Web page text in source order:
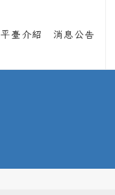
平臺介紹 消息公告